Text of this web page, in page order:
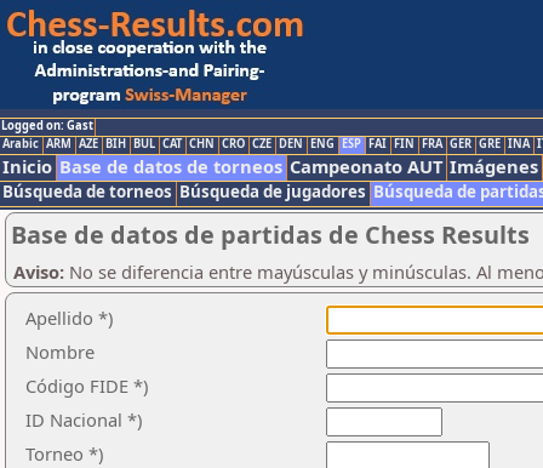
Logged on: Gast
Arabic ARM AZE BIH BUL CAT CHN CRO CZE DEN ENG ESP FAI FIN FRA GER GRE INA
Inicio Base de datos de torneos Campeonato AUT Imágenes
Búsqueda de torneos Búsqueda de jugadores Búsqueda de
Base de datos de partidas de Chess Results
Aviso: No se diferencia entre mayúsculas y minúsculas. Al
Apellido *)
Nombre
Código FIDE *)
ID Nacional *)
Torneo *)